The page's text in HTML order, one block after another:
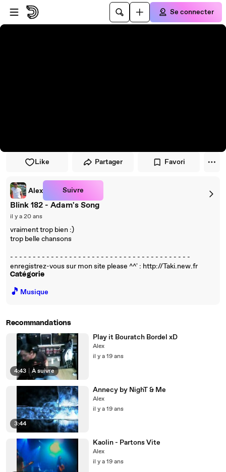
Passer au player
Passer au contenu principal
Se connecter
Like Partager Favori
Alex Suivre
Blink 182 - Adam's Song
il y a 20 ans
vraiment trop bien :)
trop belle chansons
- - - - - - - - - - - - - - - - - - - - - - - - - - - - - - - - - - - - - - - -
enregistrez-vous sur mon site please ^^' : http://Taki.new.fr
Catégorie
🎵 Musique
Recommandations
4:43 À suivre
Play it Bouratch Bordel xD
Alex
il y a 19 ans
3:44
Annecy by NighT & Me
Alex
il y a 19 ans
Kaolin - Partons Vite
Alex
il y a 19 ans